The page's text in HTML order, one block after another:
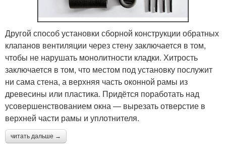
Другой способ установки сборной конструкции обратных
клапанов вентиляции через стену заключается в том,
чтобы не нарушать монолитности кладки. Хитрость
заключается в том, что местом под установку послужит
ни сама стена, а верхняя часть оконной рамы из
древесины или пластика. Придётся поработать над
усовершенствованием окна — вырезать отверстие в
верхней части рамы и уплотнителя.
читать дальше →